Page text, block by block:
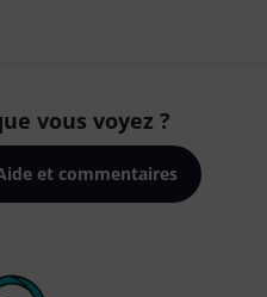
vous voyez ?
et commentaires